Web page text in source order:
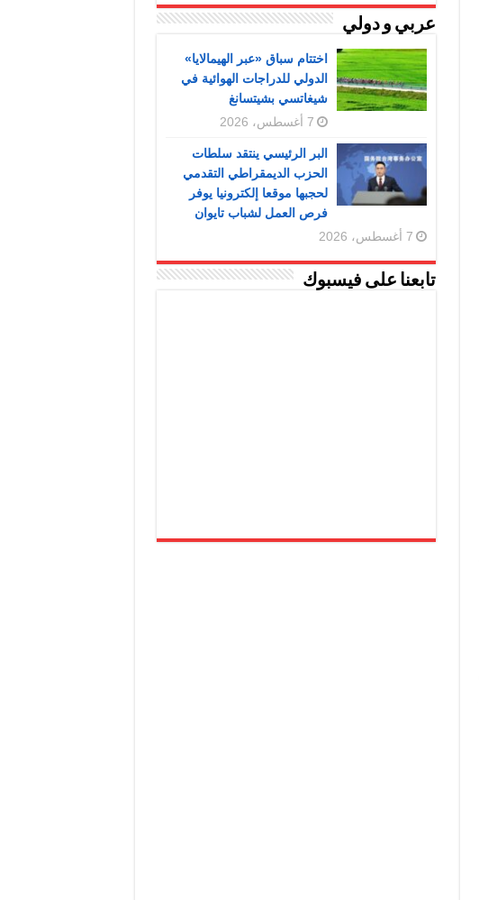
عربي و دولي
اختتام سباق «عبر الهيمالايا»
الدولي للدراجات الهوائية في
شيغاتسي بشيتسانغ
7 أغسطس، 2026
البر الرئيسي ينتقد سلطات
الحزب الديمقراطي التقدمي
لحجبها موقعا إلكترونيا يوفر
فرص العمل لشباب تايوان
7 أغسطس، 2026
تابعنا على فيسبوك